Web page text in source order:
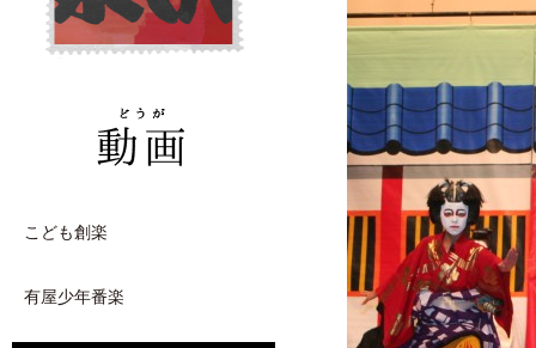
こども創楽
有屋少年番楽